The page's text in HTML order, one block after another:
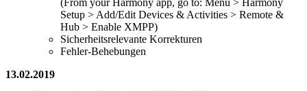
(From your Harmony app, go to: Menu > Harmony
Setup > Add/Edit Devices & Activities > Remote &
Hub > Enable XMPP)
Sicherheitsrelevante Korrekturen
Fehler-Behebungen
13.02.2019